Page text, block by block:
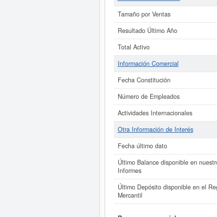
Tamaño por Ventas
Resultado Último Año
Total Activo
Información Comercial
Fecha Constitución
Número de Empleados
Actividades Internacionales
Otra Información de Interés
Fecha último dato
Último Balance disponible en
Informes
Último Depósito disponible en el
Mercantil